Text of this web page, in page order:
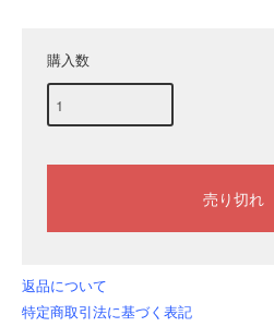
購入数
返品について
特定商取引法に基づく表記